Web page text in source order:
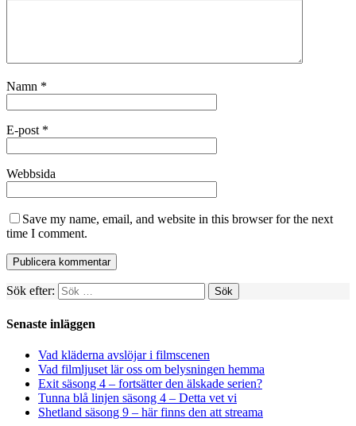
Namn *
E-post *
Webbsida
Save my name, email, and website in this browser for the next
time I comment.
Sök efter:
Senaste inläggen
Vad kläderna avslöjar i filmscenen
Vad filmljuset lär oss om belysningen hemma
Exit säsong 4 – fortsätter den älskade serien?
Tunna blå linjen säsong 4 – Detta vet vi
Shetland säsong 9 – här finns den att streama